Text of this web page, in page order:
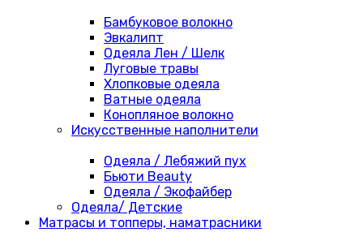
Бамбуковое волокно
Эвкалипт
Одеяла Лен / Шелк
Луговые травы
Хлопковые одеяла
Ватные одеяла
Конопляное волокно
Искусственные наполнители
Одеяла / Лебяжий пух
Бьюти Beauty
Одеяла / Экофайбер
Одеяла/ Детские
Матрасы и топперы, наматрасники